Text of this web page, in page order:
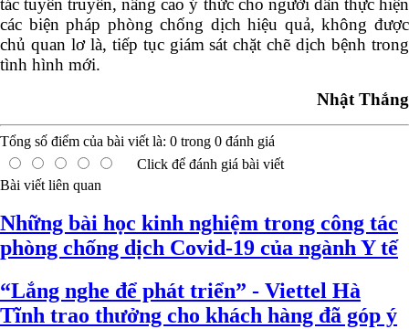
các biện pháp phòng chống dịch hiệu quả, không được
chủ quan lơ là, tiếp tục giám sát chặt chẽ dịch bệnh trong
tình hình mới.
Nhật Thắng
Tổng số điểm của bài viết là: 0 trong 0 đánh giá
Click để đánh giá bài viết
Bài viết liên quan
Những bài học kinh nghiệm trong công tác
phòng chống dịch Covid-19 của ngành Y tế
“Lắng nghe để phát triển” - Viettel Hà
Tĩnh trao thưởng cho khách hàng đã góp ý